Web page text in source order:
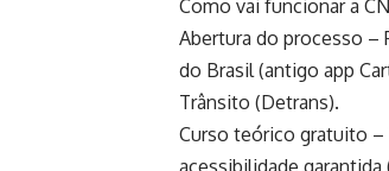
Como vai funcionar a
Abertura do processo –
do Brasil (antigo app
Trânsito (Detrans).
Curso teórico gratuito